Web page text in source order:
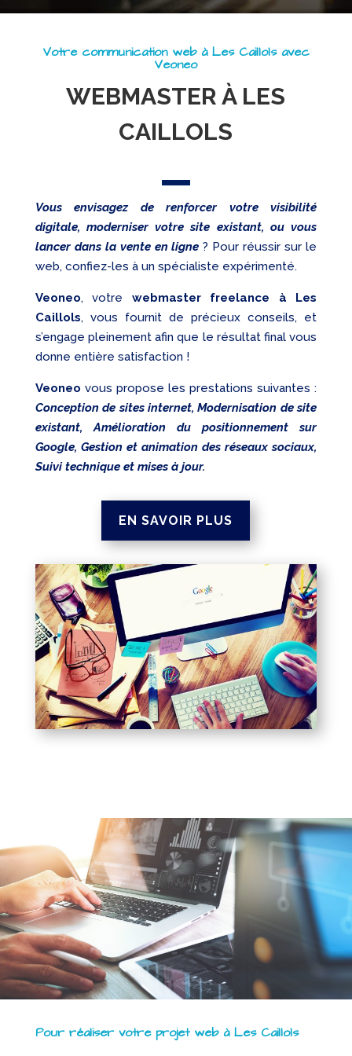
Réseaux
Audit
Votre communication web à Les Caillols avec
Veoneo
WEBMASTER À LES
CAILLOLS
Vous envisagez de renforcer votre visibilité
digitale, moderniser votre site existant, ou vous
lancer dans la vente en ligne ? Pour réussir sur le
web, confiez-les à un spécialiste expérimenté.
Veoneo, votre webmaster freelance à Les
Caillols, vous fournit de précieux conseils, et
s’engage pleinement afin que le résultat final vous
donne entière satisfaction !
Veoneo vous propose les prestations suivantes :
Conception de sites internet, Modernisation de site
existant, Amélioration du positionnement sur
Google, Gestion et animation des réseaux sociaux,
Suivi technique et mises à jour.
EN SAVOIR PLUS
Pour réaliser votre projet web à Les Caillols